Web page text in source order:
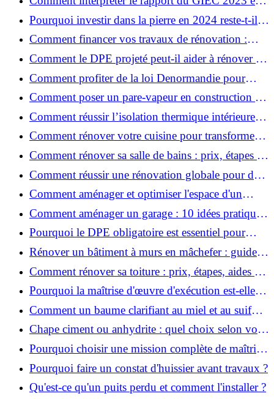
en retenir l'essentiel ?
Pourquoi investir dans la pierre en 2024 reste-t-il
un choix sûr ?
Comment financer vos travaux de rénovation :
aides, prêts et solutions pratiques ?
Comment le DPE projeté peut-il aider à rénover et
valoriser votre bien ?
Comment profiter de la loi Denormandie pour
investir dans l'ancien et défiscaliser ?
Comment poser un pare-vapeur en construction et
rénovation : rôle et erreurs à éviter?
Comment réussir l’isolation thermique intérieure
pour une maison économe en énergie ?
Comment rénover votre cuisine pour transformer
votre espace de vie ?
Comment rénover sa salle de bains : prix, étapes et
astuces ?
Comment réussir une rénovation globale pour des
économies et un confort durables?
Comment aménager et optimiser l'espace d'un
studio : 10 astuces pratiques ?
Comment aménager un garage : 10 idées pratiques
et efficaces ?
Pourquoi le DPE obligatoire est essentiel pour
vendre ou louer un bien ?
Rénover un bâtiment à murs en mâchefer : guide
pratique et solutions
Comment rénover sa toiture : prix, étapes, aides et
réglementation ?
Pourquoi la maîtrise d'œuvre d'exécution est-elle
indispensable pour vos chantiers ?
Comment un baume clarifiant au miel et au suif
peut-il purifier la peau ?
Chape ciment ou anhydrite : quel choix selon votre
projet ?
Pourquoi choisir une mission complète de maîtrise
d’œuvre pour réussir vos projets?
Pourquoi faire un constat d'huissier avant travaux ?
Qu'est-ce qu'un puits perdu et comment l'installer ?